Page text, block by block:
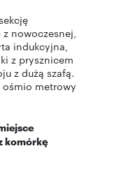
z nowoczesnej,
indukcyjna,
z prysznicem
z dużą szafą.
ośmio metrowy
komórkę